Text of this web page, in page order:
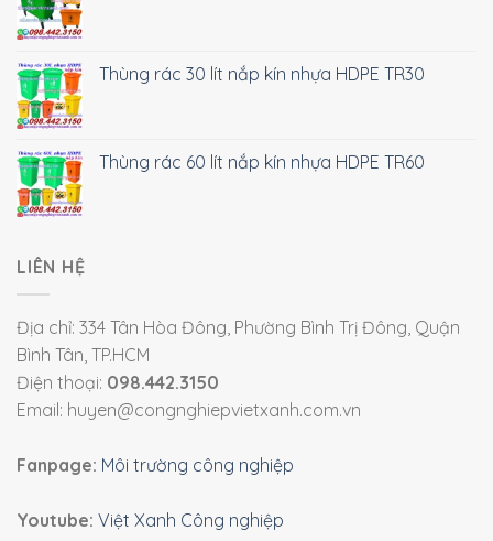
Thùng rác 30 lít nắp kín nhựa HDPE TR30
Thùng rác 60 lít nắp kín nhựa HDPE TR60
LIÊN HỆ
Địa chỉ: 334 Tân Hòa Đông, Phường Bình Trị Đông, Quận
Bình Tân, TP.HCM
Điện thoại: 098.442.3150
Email: huyen@congnghiepvietxanh.com.vn
Fanpage: Môi trường công nghiệp
Youtube: Việt Xanh Công nghiệp